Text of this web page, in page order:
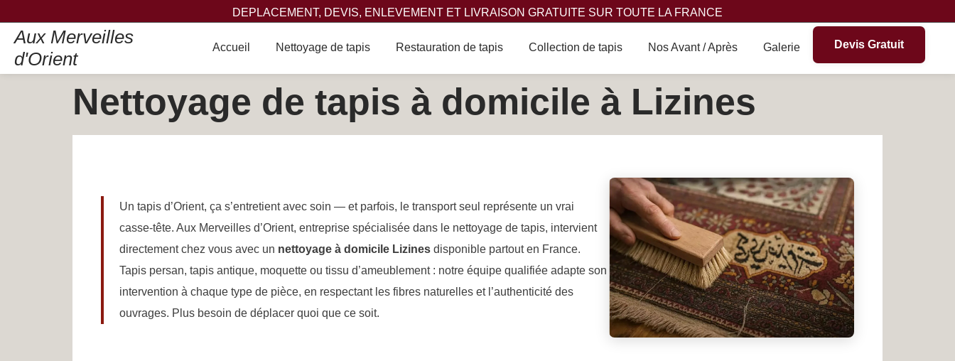
DEPLACEMENT, DEVIS, ENLEVEMENT ET LIVRAISON GRATUITE SUR TOUTE LA FRANCE
Aux Merveilles
d'Orient
Accueil Nettoyage de tapis Restauration de tapis Collection de tapis Nos Avant / Après Galerie Devis Gratuit
Nettoyage de tapis à domicile à Lizines
Un tapis d’Orient, ça s’entretient avec soin — et parfois, le transport seul représente un vrai
casse-tête. Aux Merveilles d’Orient, entreprise spécialisée dans le nettoyage de tapis, intervient
directement chez vous avec un nettoyage à domicile Lizines disponible partout en France.
Tapis persan, tapis antique, moquette ou tissu d’ameublement : notre équipe qualifiée adapte son
intervention à chaque type de pièce, en respectant les fibres naturelles et l’authenticité des
ouvrages. Plus besoin de déplacer quoi que ce soit.